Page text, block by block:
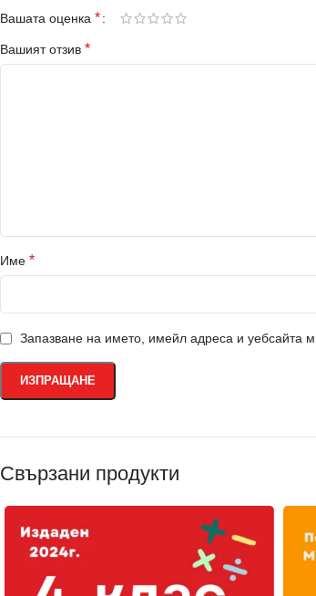
Вашата оценка *
Вашият отзив *
Име *
Запазване на името, имейл адреса и уебсайта
Свързани продукти